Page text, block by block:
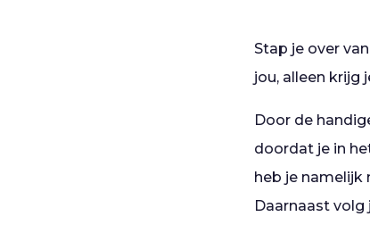
Stap je over
jou, alleen krijg
Door de
doordat je in
heb je namelijk
Daarnaast